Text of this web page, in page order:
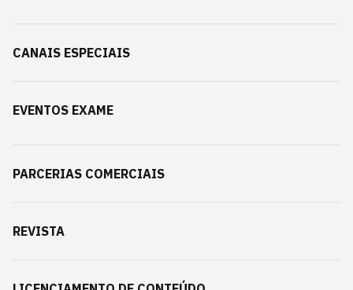
CANAIS ESPECIAIS
EVENTOS EXAME
PARCERIAS COMERCIAIS
REVISTA